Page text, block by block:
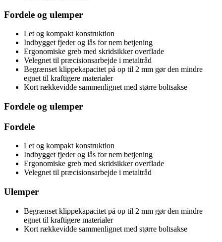
Fordele og ulemper
Let og kompakt konstruktion
Indbygget fjeder og lås for nem betjening
Ergonomiske greb med skridsikker overflade
Velegnet til præcisionsarbejde i metaltråd
Begrænset klippekapacitet på op til 2 mm gør den mindre
egnet til kraftigere materialer
Kort rækkevidde sammenlignet med større boltsakse
Fordele og ulemper
Fordele
Let og kompakt konstruktion
Indbygget fjeder og lås for nem betjening
Ergonomiske greb med skridsikker overflade
Velegnet til præcisionsarbejde i metaltråd
Ulemper
Begrænset klippekapacitet på op til 2 mm gør den mindre
egnet til kraftigere materialer
Kort rækkevidde sammenlignet med større boltsakse